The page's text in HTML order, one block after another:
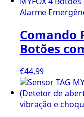
Comando
Botões
€44,99